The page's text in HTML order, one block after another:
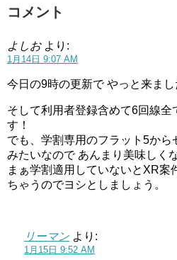
コメント
よしお より:
1月14日 9:07 AM
今日の9時の更新で やっと来まし
そして利用者登録含めて6回線
す！
でも、学割専用のフラット5か
みたいなので あんまり美味しく
まぁ学割適用していないとXR案
ちゃうのでヨシとしましょう。
リーマン より:
1月15日 9:52 AM